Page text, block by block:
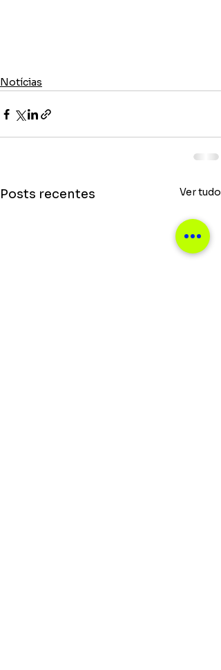
Notícias
Posts recentes Ver tudo